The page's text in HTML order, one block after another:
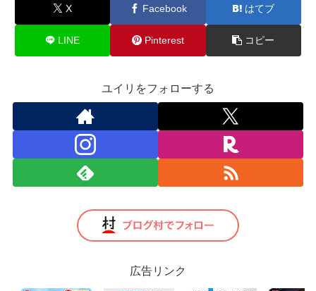
X Facebook はてブ
LINE Pinterest コピー
ユイリをフォローする
広告リンク